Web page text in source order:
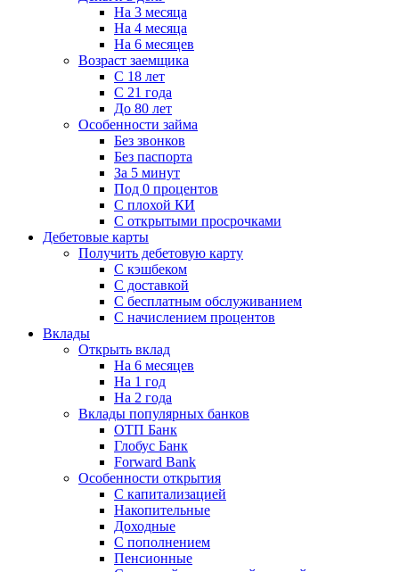
На 3 месяца
На 4 месяца
На 6 месяцев
Возраст заемщика
С 18 лет
С 21 года
До 80 лет
Особенности займа
Без звонков
Без паспорта
За 5 минут
Под 0 процентов
С плохой КИ
С открытыми просрочками
Дебетовые карты
Получить дебетовую карту
С кэшбеком
С доставкой
С бесплатным обслуживанием
С начислением процентов
Вклады
Открыть вклад
На 6 месяцев
На 1 год
На 2 года
Вклады популярных банков
ОТП Банк
Глобус Банк
Forward Bank
Особенности открытия
С капитализацией
Накопительные
Доходные
С пополнением
Пенсионные